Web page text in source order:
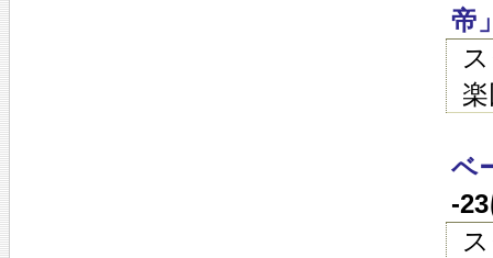
帝
ベ
-